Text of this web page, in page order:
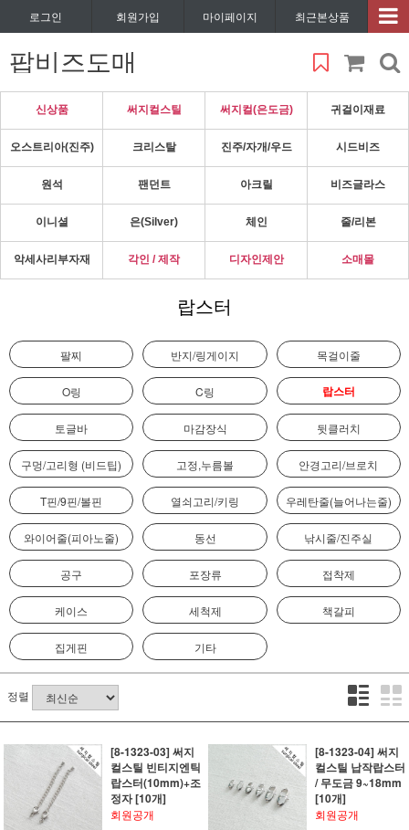
로그인 회원가입 마이페이지 최근본상품
팝비즈도매
신상품 써지컬스틸 써지컬(은도금) 귀걸이재료
오스트리아(진주) 크리스탈 진주/자개/우드 시드비즈
원석 팬던트 아크릴 비즈글라스
이니셜 은(Silver) 체인 줄/리본
악세사리부자재 각인 / 제작 디자인제안 소매몰
랍스터
팔찌 반지/링게이지 목걸이줄
O링 C링 랍스터
토글바 마감장식 뒷클러치
구멍/고리형 (비드팁) 고정,누름볼 안경고리/브로치
T핀/9핀/볼핀 열쇠고리/키링 우레탄줄(늘어나는줄)
와이어줄(피아노줄) 동선 낚시줄/진주실
공구 포장류 접착제
케이스 세척제 책갈피
집게핀 기타
정렬
[8-1323-03] 써지
컬스틸 빈티지엔틱
랍스터(10mm)+조
정자 [10개]
회원공개
[8-1323-04] 써지
컬스틸 납작랍스터
/ 무도금 9~18mm
[10개]
회원공개